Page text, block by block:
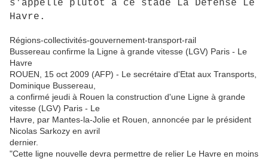
s'appelle plutot à ce stade La Défense Le
Havre.
Régions-collectivités-gouvernement-transport-rail
Bussereau confirme la Ligne à grande vitesse (LGV) Paris - Le
Havre
ROUEN, 15 oct 2009 (AFP) - Le secrétaire d'Etat aux Transports,
Dominique Bussereau,
a confirmé jeudi à Rouen la construction d'une Ligne à grande
vitesse (LGV) Paris - Le
Havre, par Mantes-la-Jolie et Rouen, annoncée par le président
Nicolas Sarkozy en avril
dernier.
"Cette ligne nouvelle devra permettre de relier Le Havre en moins